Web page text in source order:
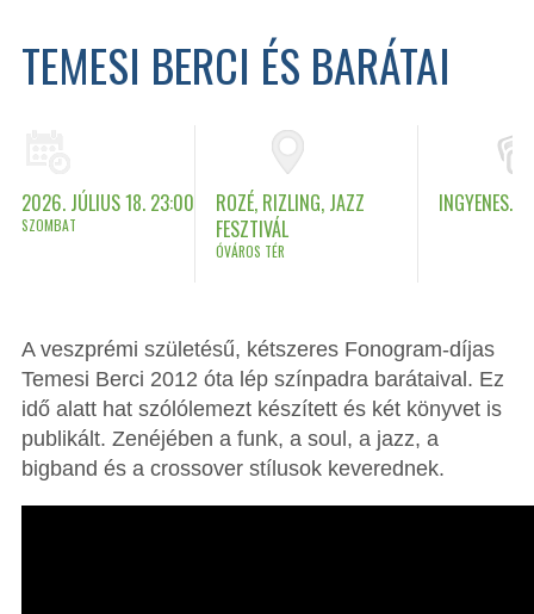
TEMESI BERCI ÉS BARÁTAI
2026. JÚLIUS 18. 23:00
SZOMBAT
ROZÉ, RIZLING, JAZZ
FESZTIVÁL
ÓVÁROS TÉR
INGYENES.
A veszprémi születésű, kétszeres Fonogram-díjas
Temesi Berci 2012 óta lép színpadra barátaival. Ez
idő alatt hat szólólemezt készített és két könyvet is
publikált. Zenéjében a funk, a soul, a jazz, a
bigband és a crossover stílusok keverednek.